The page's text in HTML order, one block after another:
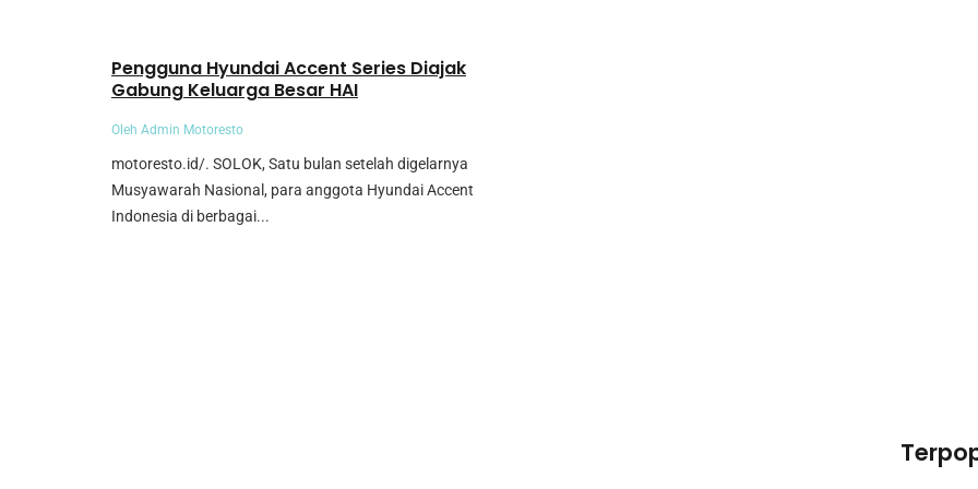
Pengguna Hyundai Accent Series Diajak
Gabung Keluarga Besar HAI
Oleh Admin Motoresto
motoresto.id/. SOLOK, Satu bulan setelah digelarnya
Musyawarah Nasional, para anggota Hyundai Accent
Indonesia di berbagai...